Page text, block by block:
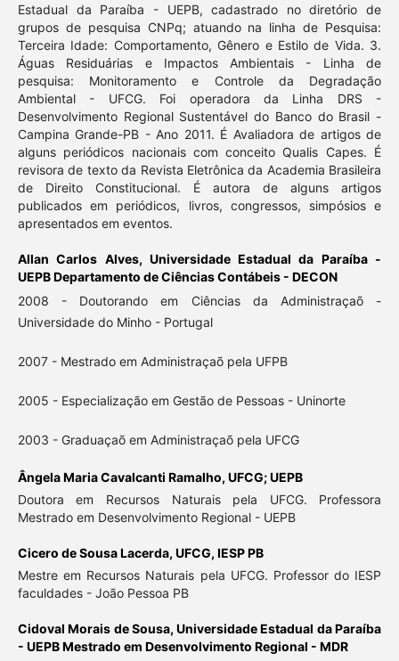
Estadual da Paraíba - UEPB, cadastrado no diretório de
grupos de pesquisa CNPq; atuando na linha de Pesquisa:
Terceira Idade: Comportamento, Gênero e Estilo de Vida. 3.
Águas Residuárias e Impactos Ambientais - Linha de
pesquisa: Monitoramento e Controle da Degradação
Ambiental - UFCG. Foi operadora da Linha DRS -
Desenvolvimento Regional Sustentável do Banco do Brasil -
Campina Grande-PB - Ano 2011. É Avaliadora de artigos de
alguns periódicos nacionais com conceito Qualis Capes. É
revisora de texto da Revista Eletrônica da Academia Brasileira
de Direito Constitucional. É autora de alguns artigos
publicados em periódicos, livros, congressos, simpósios e
apresentados em eventos.
Allan Carlos Alves, Universidade Estadual da Paraíba -
UEPB Departamento de Ciências Contábeis - DECON
2008 - Doutorando em Ciências da Administraçaõ -
Universidade do Minho - Portugal
2007 - Mestrado em Administraçaõ pela UFPB
2005 - Especialização em Gestão de Pessoas - Uninorte
2003 - Graduaçaõ em Administraçaõ pela UFCG
Ângela Maria Cavalcanti Ramalho, UFCG; UEPB
Doutora em Recursos Naturais pela UFCG. Professora
Mestrado em Desenvolvimento Regional - UEPB
Cicero de Sousa Lacerda, UFCG, IESP PB
Mestre em Recursos Naturais pela UFCG. Professor do IESP
faculdades - João Pessoa PB
Cidoval Morais de Sousa,Universidade Estadual da Paraíba
- UEPB Mestrado em Desenvolvimento Regional - MDR